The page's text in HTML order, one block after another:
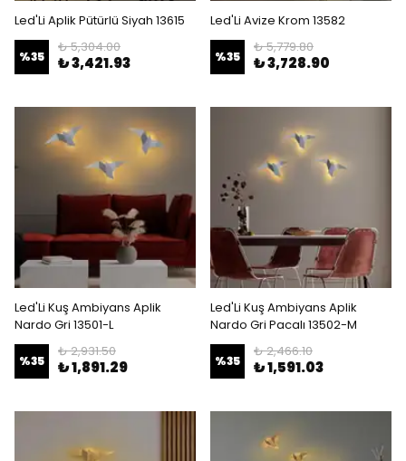
Led'Li Aplik Pütürlü Siyah 13615
%35
₺ 5,304.00
₺ 3,421.93
Led'Li Avize Krom 13582
%35
₺ 5,779.80
₺ 3,728.90
Led'Li Kuş Ambiyans Aplik
Nardo Gri 13501-L
%35
₺ 2,931.50
₺ 1,891.29
Led'Li Kuş Ambiyans Aplik
Nardo Gri Pacalı 13502-M
%35
₺ 2,466.10
₺ 1,591.03